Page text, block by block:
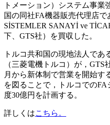
トメーション）システム事
国の同社FA機器販売代理店
SİSTEMLER SANAYİ ve
下、GTS社）を買収した。
トルコ共和国の現地法人であ
（三菱電機トルコ）が，GTS
月から新体制で営業を開始す
を図ることで，トルコでの
度30億円を計画する。
詳しくはこちら。